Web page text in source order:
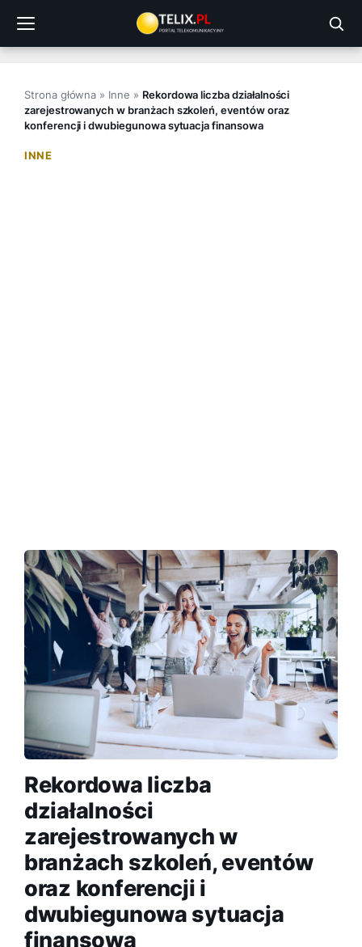
treści
Strona główna » Inne » Rekordowa liczba działalności
zarejestrowanych w branżach szkoleń, eventów oraz
konferencji i dwubiegunowa sytuacja finansowa
INNE
Rekordowa liczba
działalności
zarejestrowanych w
branżach szkoleń, eventów
oraz konferencji i
dwubiegunowa sytuacja
finansowa